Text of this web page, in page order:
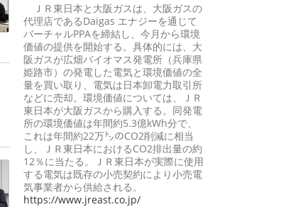
ＪＲ東日本と大阪ガスは、大阪ガスの
代理店であるDaigas エナジーを通じて
バーチャルPPAを締結し、今月から環境
価値の提供を開始する。具体的には、大
阪ガスが広畑バイオマス発電所（兵庫県
姫路市）の発電した電気と環境価値の全
量を買い取り、電気は日本卸電力取引所
などに売却。環境価値については、ＪＲ
東日本が大阪ガスから購入する。同発電
所の環境価値は年間約5.3億kWh分で、
これは年間約22万㌧のCO2削減に相当
し、ＪＲ東日本におけるCO2排出量の約
12％に当たる。ＪＲ東日本が実際に使用
する電気は既存の小売契約により小売電
気事業者から供給される。
https://www.jreast.co.jp/